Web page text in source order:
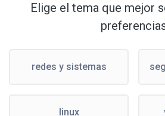
Elige el tema que mejor
redes y sistemas
linux